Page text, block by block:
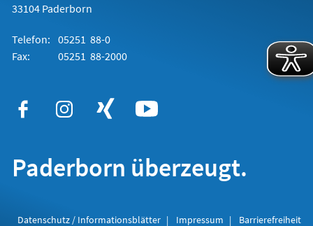
33104 Paderborn
Telefon: 05251 88-0
Fax:
05251 88-2000
Paderborn überzeugt.
Datenschutz / Informationsblätter Impressum
Barrierefreiheit